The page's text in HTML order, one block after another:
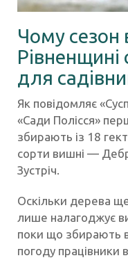
Чому сезон
Рівненщині
для
Як повідомляє
«Сади Полісся»
збирають із 18
сорти вишні —
Зустріч.
Оскільки дерева
лише налагоджує
поки що збирають
погоду працівники